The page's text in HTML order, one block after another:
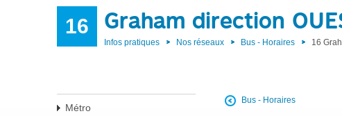
16 Graham direction
Infos pratiques Nos réseaux Bus - Horaires 16
Métro
Bus - Horaires